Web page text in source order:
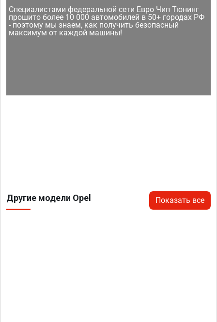
Специалистами федеральной сети Евро Чип Тюнинг
прошито более 10 000 автомобилей в 50+ городах РФ
- поэтому мы знаем, как получить безопасный
максимум от каждой машины!
Другие модели Opel Показать все